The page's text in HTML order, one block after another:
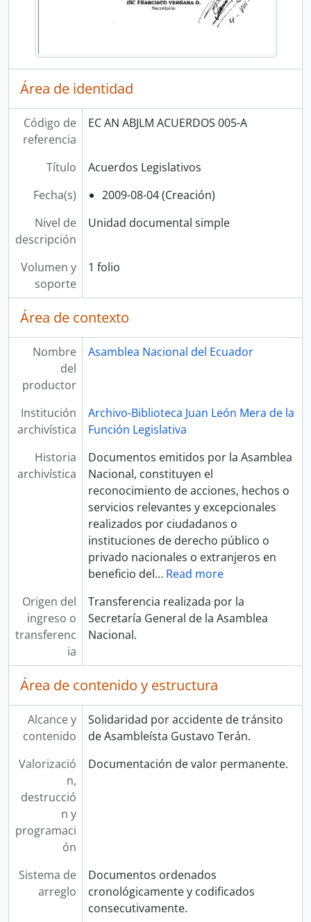
Área de identidad
Código de
referencia
EC AN ABJLM ACUERDOS 005-A
Título
Acuerdos Legislativos
Fecha(s)
2009-08-04 (Creación)
Nivel de
descripción
Unidad documental simple
Volumen y
soporte
1 folio
Área de contexto
Nombre
del
productor
Asamblea Nacional del Ecuador
Institución
archivística
Archivo-Biblioteca Juan León Mera de la
Función Legislativa
Historia
archivística
Documentos emitidos por la Asamblea
Nacional, constituyen el
reconocimiento de acciones, hechos o
servicios relevantes y excepcionales
realizados por ciudadanos o
instituciones de derecho público o
privado nacionales o extranjeros en
beneficio del… Read more
Origen del
ingreso o
transferenc
ia
Transferencia realizada por la
Secretaría General de la Asamblea
Nacional.
Área de contenido y estructura
Alcance y
contenido
Solidaridad por accidente de tránsito
de Asambleísta Gustavo Terán.
Valorizació
n,
destrucció
n y
programaci
ón
Documentación de valor permanente.
Sistema de
arreglo
Documentos ordenados
cronológicamente y codificados
consecutivamente.